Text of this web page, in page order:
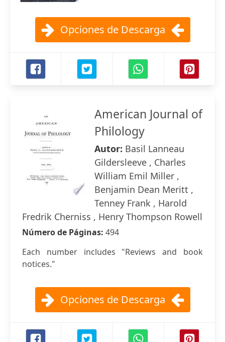
Opciones de Descarga
American Journal of
Philology
Autor: Basil Lanneau
Gildersleeve , Charles
William Emil Miller ,
Benjamin Dean Meritt ,
Tenney Frank , Harold
Fredrik Cherniss , Henry Thompson Rowell
Número de Páginas: 494
Each number includes "Reviews and book
notices."
Opciones de Descarga